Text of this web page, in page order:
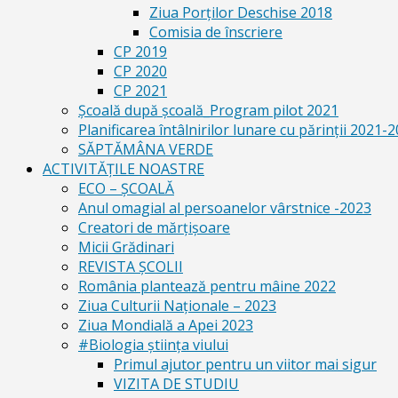
Ziua Porților Deschise 2018
Comisia de înscriere
CP 2019
CP 2020
CP 2021
Școală după școală_Program pilot 2021
Planificarea întâlnirilor lunare cu părinții 2021-
SĂPTĂMÂNA VERDE
ACTIVITĂȚILE NOASTRE
ECO – ŞCOALĂ
Anul omagial al persoanelor vârstnice -2023
Creatori de mărțișoare
Micii Grădinari
REVISTA ŞCOLII
România plantează pentru mâine 2022
Ziua Culturii Naționale – 2023
Ziua Mondială a Apei 2023
#Biologia știința viului
Primul ajutor pentru un viitor mai sigur
VIZITA DE STUDIU